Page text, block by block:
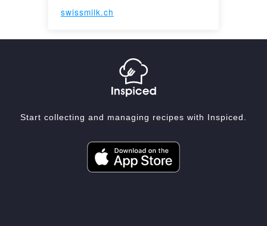
swissmilk.ch
Start collecting and managing recipes with Inspiced.